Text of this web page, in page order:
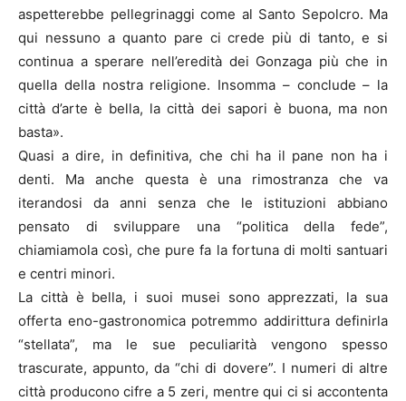
aspetterebbe pellegrinaggi come al Santo Sepolcro. Ma
qui nessuno a quanto pare ci crede più di tanto, e si
continua a sperare nell’eredità dei Gonzaga più che in
quella della nostra religione. Insomma – conclude – la
città d’arte è bella, la città dei sapori è buona, ma non
basta».
Quasi a dire, in definitiva, che chi ha il pane non ha i
denti. Ma anche questa è una rimostranza che va
iterandosi da anni senza che le istituzioni abbiano
pensato di sviluppare una “politica della fede”,
chiamiamola così, che pure fa la fortuna di molti santuari
e centri minori.
La città è bella, i suoi musei sono apprezzati, la sua
offerta eno-gastronomica potremmo addirittura definirla
“stellata”, ma le sue peculiarità vengono spesso
trascurate, appunto, da “chi di dovere”. I numeri di altre
città producono cifre a 5 zeri, mentre qui ci si accontenta